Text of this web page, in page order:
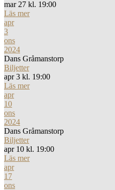
mar 27 kl. 19:00
Läs mer
apr
3
ons
2024
Dans Gråmanstorp
Biljetter
apr 3 kl. 19:00
Läs mer
apr
10
ons
2024
Dans Gråmanstorp
Biljetter
apr 10 kl. 19:00
Läs mer
apr
17
ons